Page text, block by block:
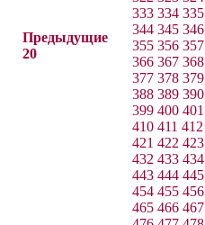
Предыдущие
20
333 334 335
344 345 346
355 356 357
366 367 368
377 378 379
388 389 390
399 400 401
410 411 412
421 422 423
432 433 434
443 444 445
454 455 456
465 466 467